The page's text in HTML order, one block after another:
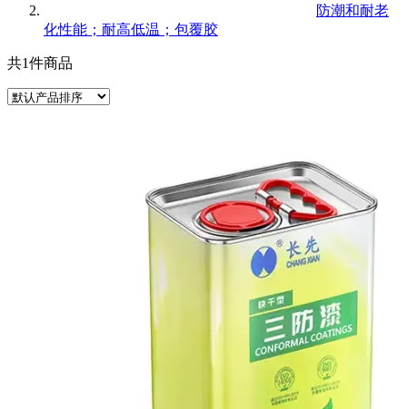
防潮和耐老
化性能；耐高低温；包覆胶
共1件商品